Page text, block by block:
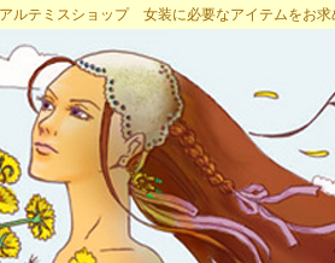
ルテミスショップ 女装に必要なアイテムをお求